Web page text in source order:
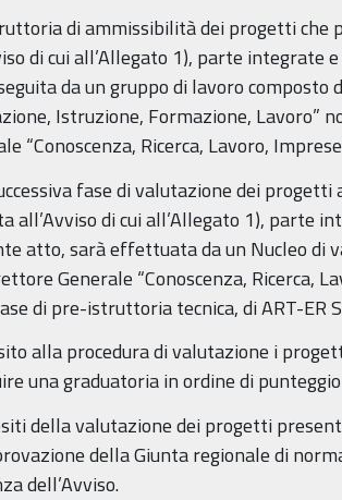
di ammissibilità dei progetti che
di cui all’Allegato 1), parte integrate
da un gruppo di lavoro
Istruzione, Formazione, Lavoro”
“Conoscenza, Ricerca, Lavoro,
fase di valutazione dei
all’Avviso di cui all’Allegato 1), parte
atto, sarà effettuata da un Nucleo di
Generale “Conoscenza, Ricerca,
di pre-istruttoria tecnica, di ART-ER
alla procedura di valutazione i
una graduatoria in ordine di
della valutazione dei progetti
della Giunta regionale di
dell’Avviso.